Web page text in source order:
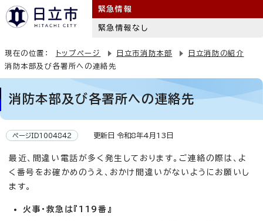
緊急情報
緊急情報なし
現在の位置： トップページ 日立市消防本部
日立消防の紹介
消防本部及び各署所への連絡先
消防本部及び各署所への連絡先
ページID1004842 更新日 令和8年4月13日
最近、間違い電話が多く発生しております。ご連絡の際は、よ
く番号をお確かめのうえ、おかけ間違いがないようにお願いし
ます。
火事・救急は『119番』